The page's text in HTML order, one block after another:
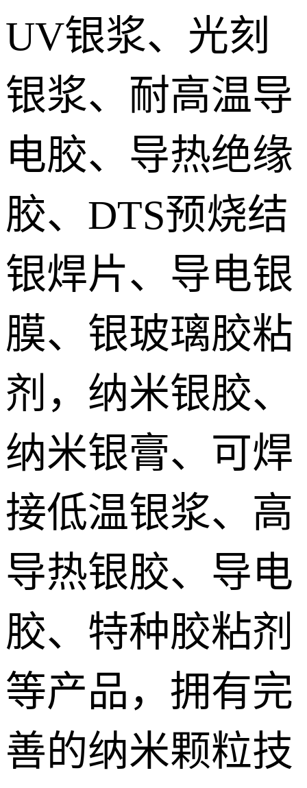
UV银浆、光刻
银浆、耐高温导
电胶、导热绝缘
胶、DTS预烧结
银焊片、导电银
膜、银玻璃胶粘
剂，纳米银胶、
纳米银膏、可焊
接低温银浆、高
导热银胶、导电
胶、特种胶粘剂
等产品，拥有完
善的纳米颗粒技